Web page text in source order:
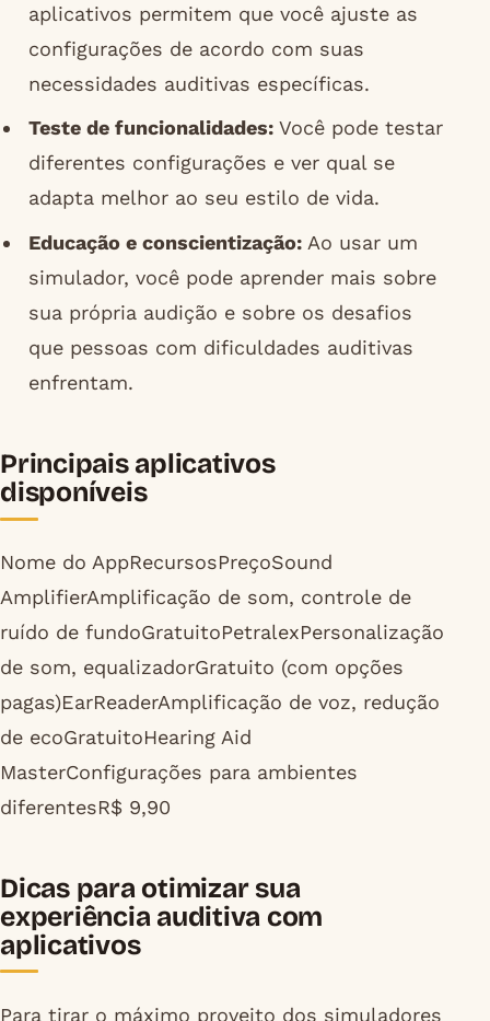
aplicativos permitem que você ajuste as
configurações de acordo com suas
necessidades auditivas específicas.
Teste de funcionalidades:Você pode testar
diferentes configurações e ver qual se
adapta melhor ao seu estilo de vida.
Educação e conscientização:Ao usar um
simulador, você pode aprender mais sobre
sua própria audição e sobre os desafios
que pessoas com dificuldades auditivas
enfrentam.
Principais aplicativos
disponíveis
Nome do AppRecursosPreçoSound
AmplifierAmplificação de som, controle de
ruído de fundoGratuitoPetralexPersonalização
de som, equalizadorGratuito (com opções
pagas)EarReaderAmplificação de voz, redução
de ecoGratuitoHearing Aid
MasterConfigurações para ambientes
diferentesR$ 9,90
Dicas para otimizar sua
experiência auditiva com
aplicativos
Para tirar o máximo proveito dos simuladores